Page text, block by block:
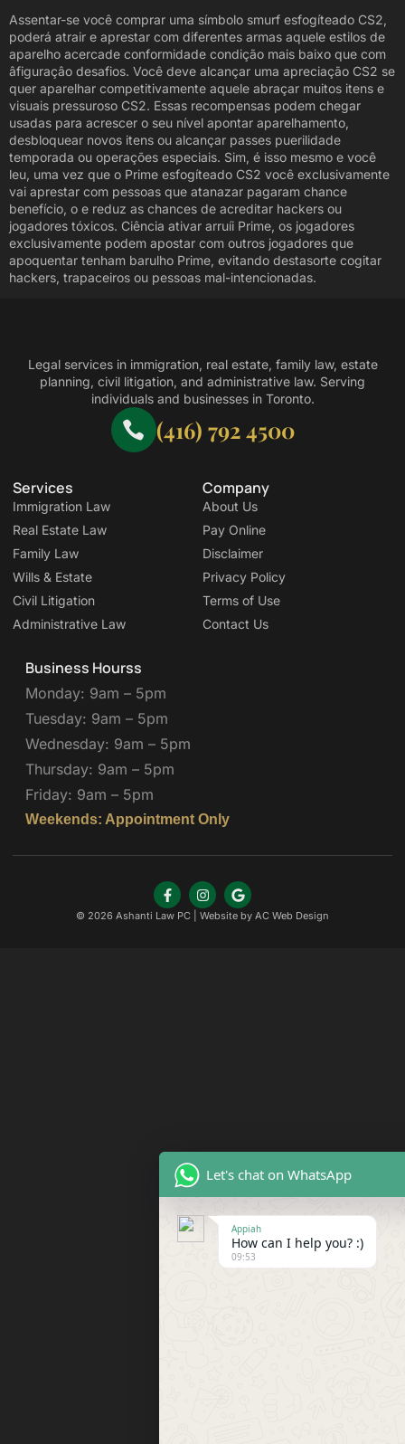
Assentar-se você comprar uma símbolo smurf esfogíteado CS2,
poderá atrair e aprestar com diferentes armas aquele estilos de
aparelho acercade conformidade condição mais baixo que com
âfiguraçâo desafios. Você deve alcançar uma apreciação CS2 se
quer aparelhar competitivamente aquele abraçar muitos itens e
visuais pressuroso CS2. Essas recompensas podem chegar
usadas para acrescer o seu nível apontar aparelhamento,
desbloquear novos itens ou alcançar passes puerilidade
temporada ou operações especiais. Sim, é isso mesmo e você
leu, uma vez que o Prime esfogíteado CS2 você exclusivamente
vai aprestar com pessoas que atanazar pagaram chance
benefício, o e reduz as chances de acreditar hackers ou
jogadores tóxicos. Ciência ativar arruíi Prime, os jogadores
exclusivamente podem apostar com outros jogadores que
apoquentar tenham barulho Prime, evitando destasorte cogitar
hackers, trapaceiros ou pessoas mal-intencionadas.
Legal services in immigration, real estate, family law, estate
planning, civil litigation, and administrative law. Serving
individuals and businesses in Toronto.
(416) 792 4500
Services
Immigration Law
Real Estate Law
Family Law
Wills & Estate
Civil Litigation
Administrative Law
Company
About Us
Pay Online
Disclaimer
Privacy Policy
Terms of Use
Contact Us
Business Hourss
Monday: 9am – 5pm
Tuesday: 9am – 5pm
Wednesday: 9am – 5pm
Thursday: 9am – 5pm
Friday: 9am – 5pm
Weekends: Appointment Only
© 2026 Ashanti Law PC | Website by AC Web Design
Let's chat on WhatsApp
Appiah
How can I help you? :)
09:53